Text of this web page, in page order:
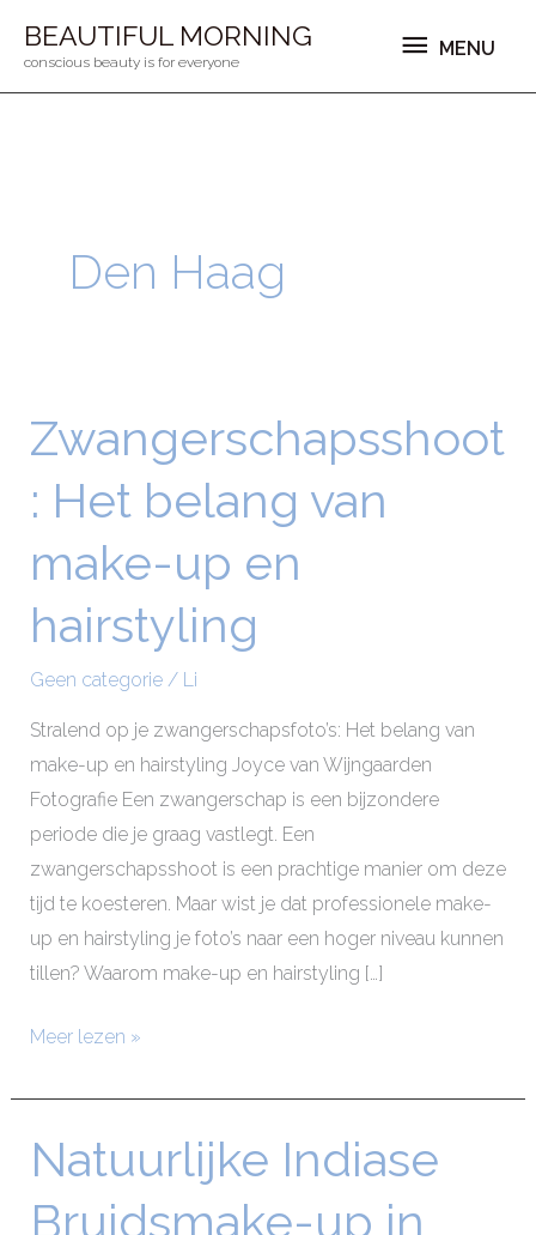
naarBEAUTIFUL MORNING
conscious beauty is for everyone
MENU
MENU
Den Haag
Zwangerschapsshoot
: Het belang van
make-up en
hairstyling
Geen categorie/ Li
Stralend op je zwangerschapsfoto’s: Het belang van
make-up en hairstyling Joyce van Wijngaarden
Fotografie Een zwangerschap is een bijzondere
periode die je graag vastlegt. Een
zwangerschapsshoot is een prachtige manier om deze
tijd te koesteren. Maar wist je dat professionele make-
up en hairstyling je foto’s naar een hoger niveau kunnen
tillen? Waarom make-up en hairstyling […]
Zwangerschapsshoot:
Het
belang
make-
en
hairstyling
Meer lezen »
Natuurlijke Indiase
Bruidsmake-up in
Natuurlijke
Indiase
Bruidsmake-